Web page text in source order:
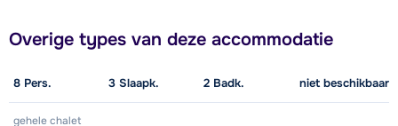
Overige types van deze accommodatie
8 Pers. 3 Slaapk. 2 Badk. niet beschikbaar
gehele chalet